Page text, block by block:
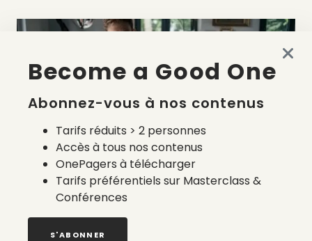
4 juin 2020
MONTLIMART
Quentin Fruchet
Become a Good One
Abonnez-vous à nos contenus
Tarifs réduits > 2 personnes
Accès à tous nos contenus
OnePagers à télécharger
Tarifs préférentiels sur Masterclass &
Conférences
S'ABONNER